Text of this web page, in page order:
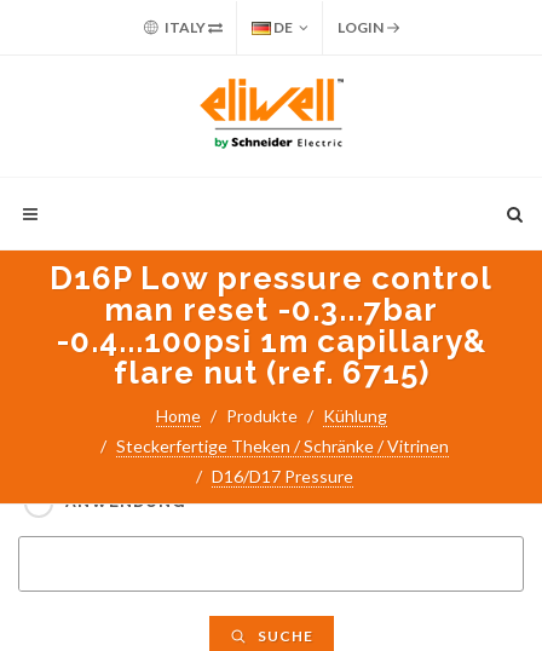
ITALY DE LOGIN
D16P Low pressure control
man reset -0.3...7bar
-0.4...100psi 1m capillary&
flare nut (ref. 6715)
Home Produkte
Kühlung
Steckerfertige Theken / Schränke / Vitrinen
D16/D17 Pressure
PART NUMBER / PRODUKTNAME
ANWENDUNG
SUCHE